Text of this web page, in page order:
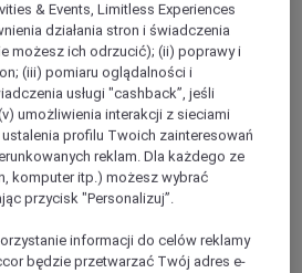
do ibis family
& Events, Limitless Experiences
działania stron i świadczenia
możesz ich odrzucić); (ii) poprawy i
(iii) pomiaru oglądalności i
usługi "cashback”, jeśli
umożliwienia interakcji z sieciami
profilu Twoich zainteresowań
reklam. Dla każdego ze
komputer itp.) możesz wybrać
przycisk "Personalizuj”.
informacji do celów reklamy
będzie przetwarzać Twój adres e-